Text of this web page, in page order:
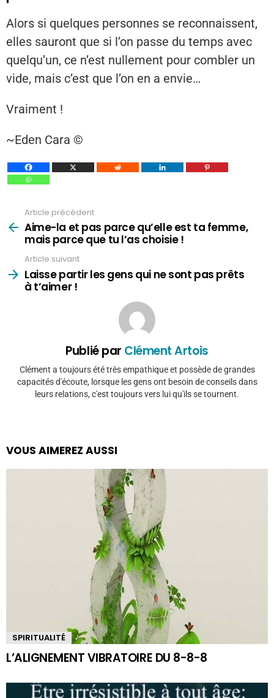
Alors si quelques personnes se reconnaissent,
elles sauront que si l’on passe du temps avec
quelqu’un, ce n’est nullement pour combler un
vide, mais c’est que l’on en a envie…
Vraiment !
~Eden Cara ©️
plus
Article précédent
Aime-la et pas parce qu’elle est ta femme,
mais parce que tu l’as choisie !
Article suivant
Laisse partir les gens qui ne sont pas prêts
à t’aimer !
Publié par Clément Artois
Clément a toujours été très empathique et possède de grandes
capacités d'écoute, lorsque les gens ont besoin de conseils dans
leurs relations, c'est toujours vers lui qu'ils se tournent.
VOUS AIMEREZ AUSSI
SPIRITUALITÉ
L’ALIGNEMENT VIBRATOIRE DU 8-8-8